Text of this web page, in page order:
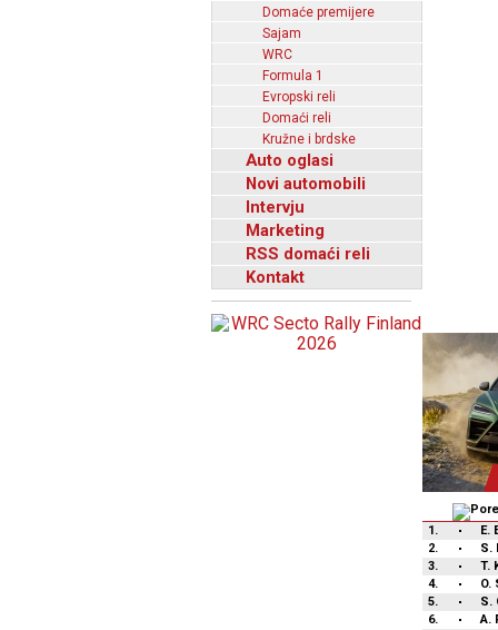
Domaće premijere
Sajam
WRC
Formula 1
Evropski reli
Domaći reli
Kružne i brdske
Auto oglasi
Novi automobili
Intervju
Marketing
RSS domaći reli
Kontakt
1.
E.
2.
S.
3.
T.
4.
O.
5.
S.
6.
A.